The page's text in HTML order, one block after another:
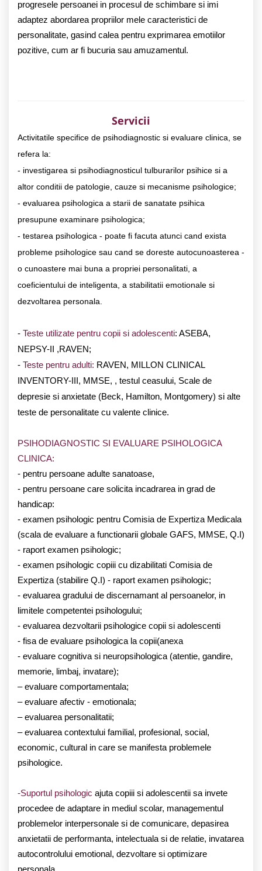
progresele persoanei in procesul de schimbare si imi
adaptez abordarea propriilor mele caracteristici de
personalitate, gasind calea pentru exprimarea emotiilor
pozitive, cum ar fi bucuria sau amuzamentul.
Servicii
Activitatile specifice de psihodiagnostic si evaluare clinica, se
refera la:
- investigarea si psihodiagnosticul tulburarilor psihice si a
altor conditii de patologie, cauze si mecanisme psihologice;
- evaluarea psihologica a starii de sanatate psihica
presupune examinare psihologica;
- testarea psihologica - poate fi facuta atunci cand exista
probleme psihologice sau cand se doreste autocunoasterea -
o cunoastere mai buna a propriei personalitati, a
coeficientului de inteligenta, a stabilitatii emotionale si
dezvoltarea personala.
- Teste utilizate pentru copii si adolescenti: ASEBA,
NEPSY-II ,RAVEN;
- Teste pentru adulti: RAVEN, MILLON CLINICAL
INVENTORY-III, MMSE, , testul ceasului, Scale de
depresie si anxietate (Beck, Hamilton, Montgomery) si alte
teste de personalitate cu valente clinice.
PSIHODIAGNOSTIC SI EVALUARE PSIHOLOGICA
CLINICA:
- pentru persoane adulte sanatoase,
- pentru persoane care solicita incadrarea in grad de
handicap:
- examen psihologic pentru Comisia de Expertiza Medicala
(scala de evaluare a functionarii globale GAFS, MMSE, Q.I)
- raport examen psihologic;
- examen psihologic copiii cu dizabilitati Comisia de
Expertiza (stabilire Q.I) - raport examen psihologic;
- evaluarea gradului de discernamant al persoanelor, in
limitele competentei psihologului;
- evaluarea dezvoltarii psihologice copii si adolescenti
- fisa de evaluare psihologica la copii(anexa
- evaluare cognitiva si neuropsihologica (atentie, gandire,
memorie, limbaj, invatare);
– evaluare comportamentala;
– evaluare afectiv - emotionala;
– evaluarea personalitatii;
– evaluarea contextului familial, profesional, social,
economic, cultural in care se manifesta problemele
psihologice.
-Suportul psihologic ajuta copiii si adolescentii sa invete
procedee de adaptare in mediul scolar, managementul
problemelor interpersonale si de comunicare, depasirea
anxietatii de performanta, intelectuala si de relatie, invatarea
autocontrolului emotional, dezvoltare si optimizare
personala.